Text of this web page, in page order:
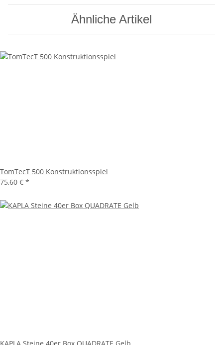
Ähnliche Artikel
TomTecT 500 Konstruktionsspiel
75,60 € *